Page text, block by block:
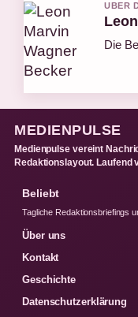
UBER
Die
MEDIENPULSE
Medienpulse vereint
Redaktionslayout.
Beliebt
Tagliche Redaktionsbriefings
Über uns
Kontakt
Geschichte
Datenschutzerklärung